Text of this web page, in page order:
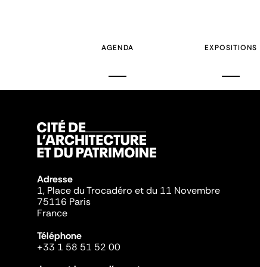
AGENDA EXPOSITIONS
Adresse
1, Place du Trocadéro et du 11 Novembre
75116 Paris
France
Téléphone
+33 1 58 51 52 00